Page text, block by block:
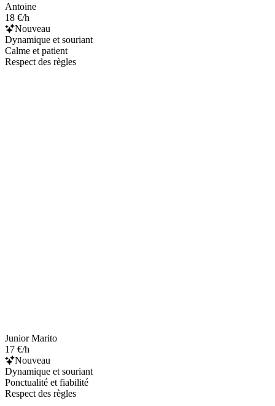
Antoine
18 €/h
Nouveau
Dynamique et souriant
Calme et patient
Respect des règles
Junior Marito
17 €/h
Nouveau
Dynamique et souriant
Ponctualité et fiabilité
Respect des règles